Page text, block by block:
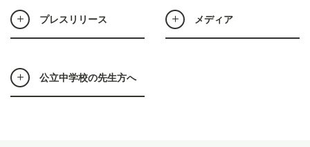
プレスリリース メディア
公立中学校の先生方へ